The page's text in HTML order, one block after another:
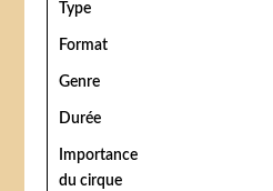
Type
Format
Genre
Durée
Importance
du cirque